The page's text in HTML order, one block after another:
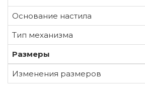
Основание настила
Тип механизма
Размеры
Изменения размеров